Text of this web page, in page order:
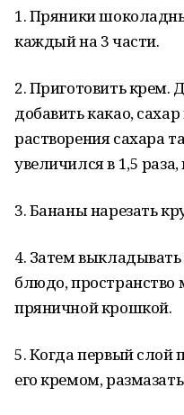
1. Пряники
каждый на 3 части.
2. Приготовить крем.
добавить какао,
растворения сахара
увеличился в 1,5
3. Бананы нарезать
4. Затем
блюдо,
пряничной крошкой.
5. Когда первый слой
его кремом,